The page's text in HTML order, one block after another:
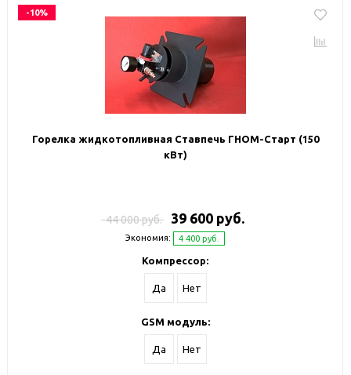
-10%
Горелка жидкотопливная Ставпечь ГНОМ-Старт (150
кВт)
44 000 руб. 39 600 руб.
Экономия: 4 400 руб.
Компрессор:
Да Нет
GSM модуль:
Да Нет